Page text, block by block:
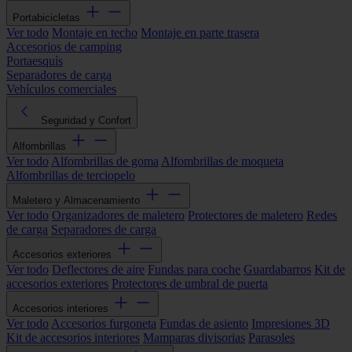
Portabicicletas
Ver todo Montaje en techo Montaje en parte trasera
Accesorios de camping
Portaesquís
Separadores de carga
Vehículos comerciales
Seguridad y Confort
Alfombrillas
Ver todo Alfombrillas de goma Alfombrillas de moqueta
Alfombrillas de terciopelo
Maletero y Almacenamiento
Ver todo Organizadores de maletero Protectores de maletero Redes
de carga Separadores de carga
Accesorios exteriores
Ver todo Deflectores de aire Fundas para coche Guardabarros Kit de
accesorios exteriores Protectores de umbral de puerta
Accesorios interiores
Ver todo Accesorios furgoneta Fundas de asiento Impresiones 3D
Kit de accesorios interiores Mamparas divisorias Parasoles